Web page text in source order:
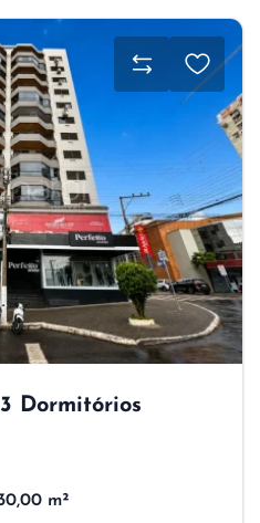
Dormitórios
m²